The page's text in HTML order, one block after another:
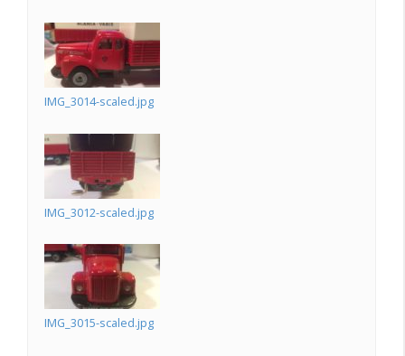
IMG_3014-scaled.jpg
IMG_3012-scaled.jpg
IMG_3015-scaled.jpg